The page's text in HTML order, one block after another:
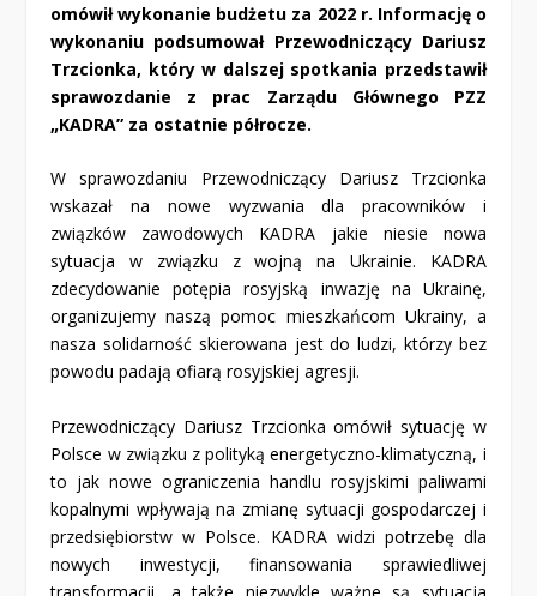
omówił wykonanie budżetu za 2022 r. Informację o
wykonaniu podsumował Przewodniczący Dariusz
Trzcionka, który w dalszej spotkania przedstawił
sprawozdanie z prac Zarządu Głównego PZZ
„KADRA” za ostatnie półrocze.
W sprawozdaniu Przewodniczący Dariusz Trzcionka
wskazał na nowe wyzwania dla pracowników i
związków zawodowych KADRA jakie niesie nowa
sytuacja w związku z wojną na Ukrainie. KADRA
zdecydowanie potępia rosyjską inwazję na Ukrainę,
organizujemy naszą pomoc mieszkańcom Ukrainy, a
nasza solidarność skierowana jest do ludzi, którzy bez
powodu padają ofiarą rosyjskiej agresji.
Przewodniczący Dariusz Trzcionka omówił sytuację w
Polsce w związku z polityką energetyczno-klimatyczną, i
to jak nowe ograniczenia handlu rosyjskimi paliwami
kopalnymi wpływają na zmianę sytuacji gospodarczej i
przedsiębiorstw w Polsce. KADRA widzi potrzebę dla
nowych inwestycji, finansowania sprawiedliwej